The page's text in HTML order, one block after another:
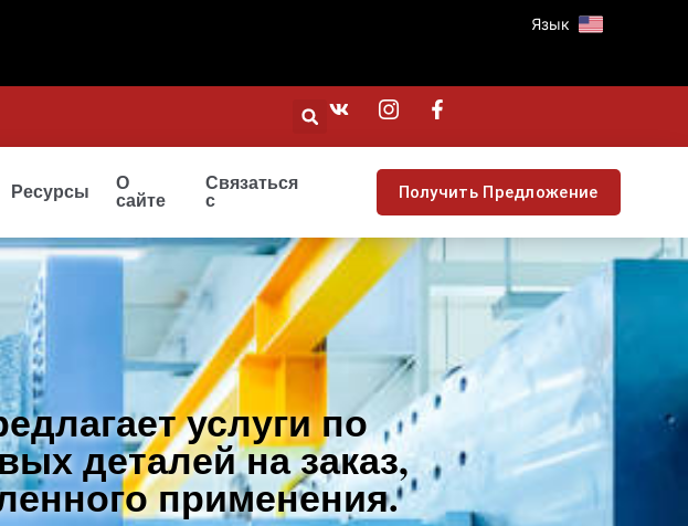
Язык
Ресурсы
О
сайте
Связаться
с
Получить Предложение
услуги по
деталей на заказ,
применения.